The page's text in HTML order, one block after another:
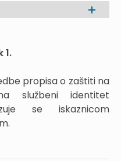
1.
propisa o zaštiti na
službeni identitet
se iskaznicom